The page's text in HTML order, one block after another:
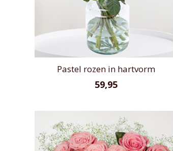
Pastel rozen in hartvorm
59,95